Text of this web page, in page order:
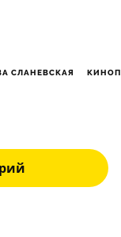
СЛАНЕВСКАЯ